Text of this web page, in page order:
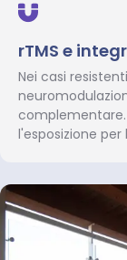
rTMS e
Nei casi
l'esposizione